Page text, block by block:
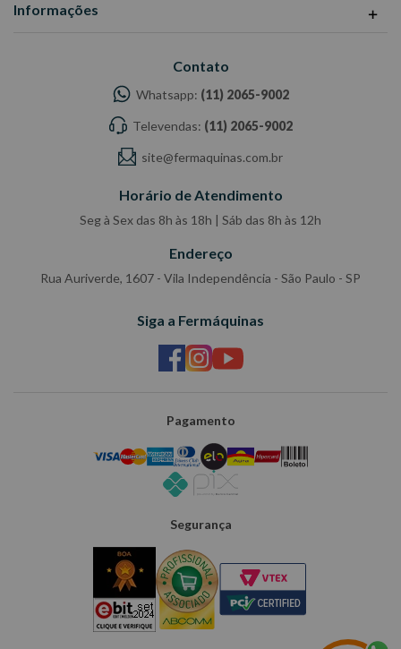
Informações
Contato
Whatsapp: (11) 2065-9002
Televendas: (11) 2065-9002
site@fermaquinas.com.br
Horário de Atendimento
Seg à Sex das 8h às 18h | Sáb das 8h às 12h
Endereço
Rua Auriverde, 1607 - Vila Independência - São Paulo - SP
Siga a Fermáquinas
Pagamento
Segurança